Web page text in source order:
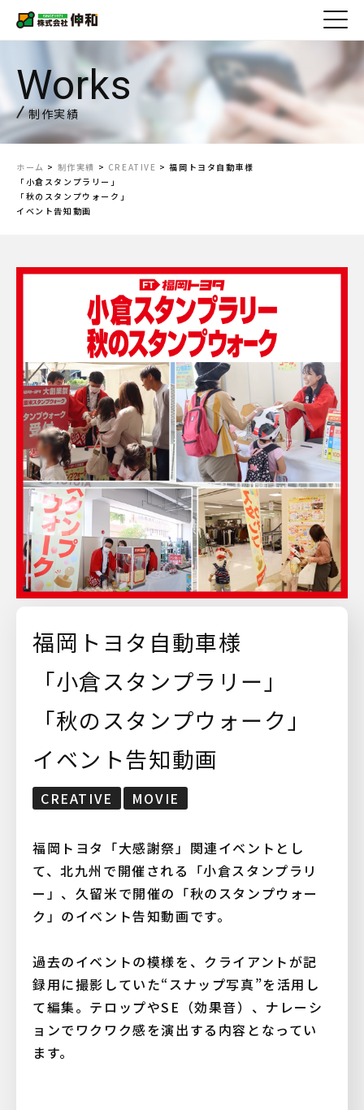
制作実績
ホーム > 制作実績 > CREATIVE >福岡トヨタ自動車様
「小倉スタンプラリー」
「秋のスタンプウォーク」
イベント告知動画
福岡トヨタ自動車様
「小倉スタンプラリー」
「秋のスタンプウォーク」
イベント告知動画
CREATIVE MOVIE
福岡トヨタ「大感謝祭」関連イベントとし
て、北九州で開催される「小倉スタンプラリ
ー」、久留米で開催の「秋のスタンプウォー
ク」のイベント告知動画です。
過去のイベントの模様を、クライアントが記
録用に撮影していた“スナップ写真”を活用し
て編集。テロップやSE（効果音）、ナレーシ
ョンでワクワク感を演出する内容となってい
ます。